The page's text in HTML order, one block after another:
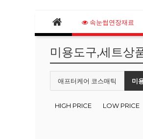
속눈썹연장재료
미용도구,세트상
애프터케어 코스매틱 미
HIGH PRICE LOW PRICE